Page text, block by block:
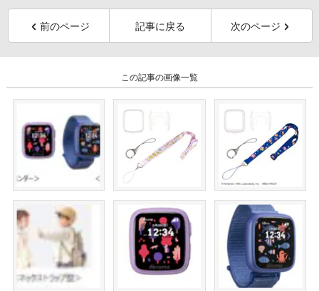
前のページ 記事に戻る 次のページ
この記事の画像一覧